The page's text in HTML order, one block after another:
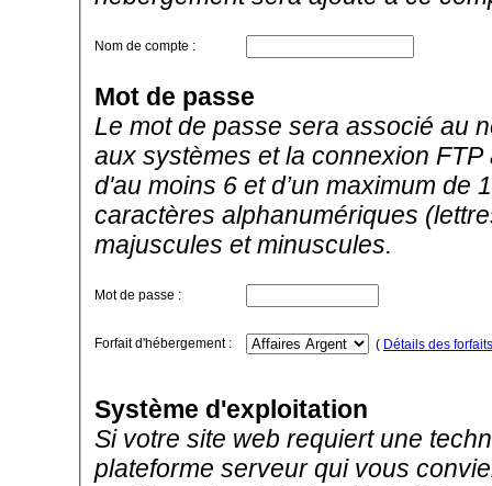
Nom de compte :
Mot de passe
Le mot de passe sera associé au
aux systèmes et la connexion
d'au moins 6 et d’un maximum de
caractères alphanumériques
majuscules et minuscules.
Mot de passe :
Forfait d'hébergement : ( Détails des forfaits
Système d'exploitation
Si votre site web requiert une
plateforme serveur qui vous